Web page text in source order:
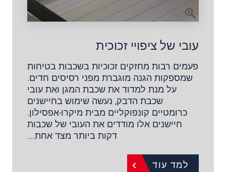
עובי של ציפויי זכוכית
פעמים רבות מחזקים זכוכיות בשכבות בטיחות
שמספקות הגנה מוגברת מפני רסיסים חדים.
על מנת למדוד את שכבת המגן ואת עובי
שכבת הדבק, נעשה שימוש בחיישנים
כרומטיים קונפוקליים מבית מיקרו-אפסילון.
חיישנים אלו מודדים את העובי של שכבות
דקות ביותר מצד אחת.…
למד עוד